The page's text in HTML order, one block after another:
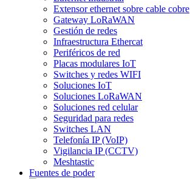
Extensor ethernet sobre cable cobre
Gateway LoRaWAN
Gestión de redes
Infraestructura Ethercat
Periféricos de red
Placas modulares IoT
Switches y redes WIFI
Soluciones IoT
Soluciones LoRaWAN
Soluciones red celular
Seguridad para redes
Switches LAN
Telefonía IP (VoIP)
Vigilancia IP (CCTV)
Meshtastic
Fuentes de poder